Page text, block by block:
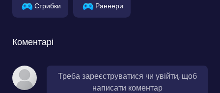
Стрибки Раннери
Коментарі
Треба зареєструватися чи увійти, щоб
написати коментар